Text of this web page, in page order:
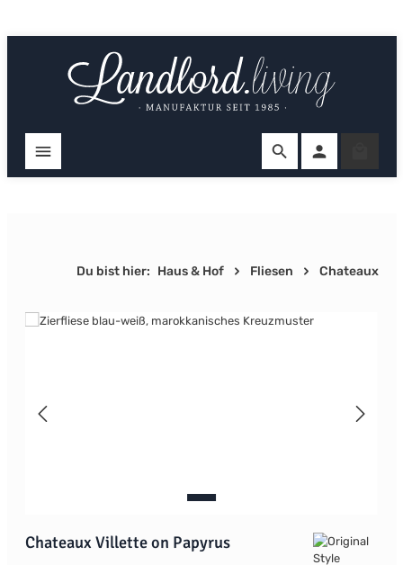
Du bist hier: Haus & Hof Fliesen Chateaux
Bildergalerie überspringen
Chateaux Villette on Papyrus